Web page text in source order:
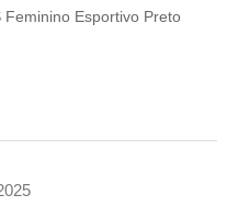
Feminino Esportivo Preto